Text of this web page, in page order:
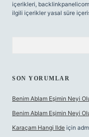
içerikleri,
ilgili içerikler yasal süre
SON YORUMLAR
Benim Ablam Eşimin Neyi
Benim Ablam Eşimin Neyi
Karaçam Hangi Ilde için